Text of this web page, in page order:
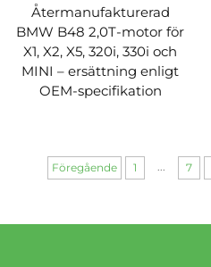
Återmanufakturerad
BMW B48 2,0T-motor för
X1, X2, X5, 320i, 330i och
MINI – ersättning enligt
OEM-specifikation
Föregående 1 ... 7